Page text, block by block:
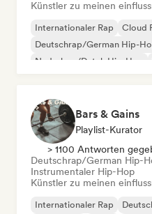
Künstler zu meinen
Internationaler Rap
Cloud
Deutschrap/German Hip-
Nederhop/Dutch Hip-Hop
Bars & Gains
Playlist-Kurator
> 1100 Antworten
Deutschrap/German Hip-
Instrumentaler Hip-Hop
Künstler zu meinen
Internationaler Rap